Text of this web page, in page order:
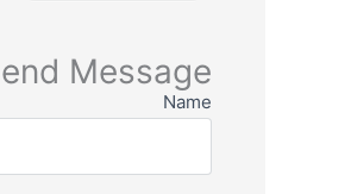
Message
Name